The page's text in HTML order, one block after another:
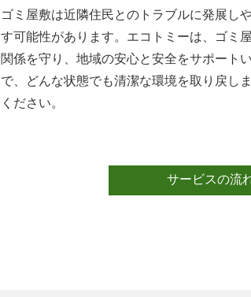
ゴミ屋敷は近隣住民とのトラブルに発展し
す可能性があります。エコトミーは、ゴミ
関係を守り、地域の安心と安全をサポート
で、どんな状態でも清潔な環境を取り戻し
ください。
サービスの流